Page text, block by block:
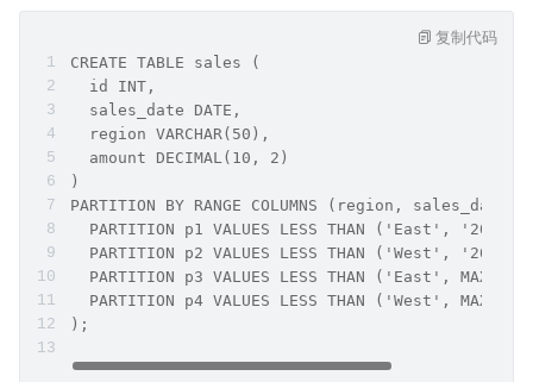
CREATE TABLE sales (
  id INT,
  sales_date DATE,
  region VARCHAR(50),
  amount DECIMAL(10, 2)
)
PARTITION BY RANGE COLUMNS (region, sales_date)
PARTITION p1 VALUES LESS THAN ('East', '2022-
PARTITION p2 VALUES LESS THAN ('West', '2022-
PARTITION p3 VALUES LESS THAN ('East',
PARTITION p4 VALUES LESS THAN ('West',
);
复制代码